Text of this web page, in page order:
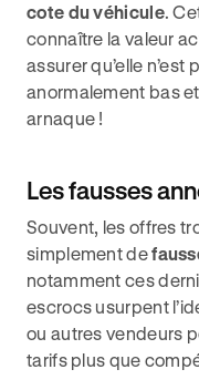
cote du véhicule.
connaître la valeur
assurer qu’elle n’est
anormalement bas
arnaque !
Les fausses
Souvent, les offres
simplement de
notamment ces
escrocs usurpent
ou autres vendeurs
tarifs plus que